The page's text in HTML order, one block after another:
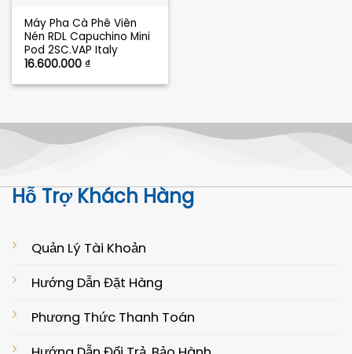
Máy Pha Cà Phê Viên
Nén RDL Capuchino Mini
Pod 2SC.VAP Italy
16.600.000₫
Hỗ Trợ Khách Hàng
Quản Lý Tài Khoản
Hướng Dẫn Đặt Hàng
Phương Thức Thanh Toán